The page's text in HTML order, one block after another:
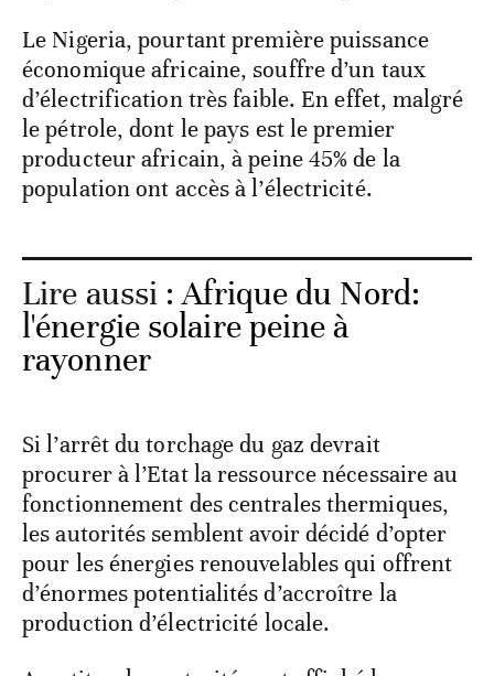
Le Nigeria, pourtant première puissance
économique africaine, souffre d’un taux
d’électrification très faible. En effet, malgré
le pétrole, dont le pays est le premier
producteur africain, à peine 45% de la
population ont accès à l’électricité.
Lire aussi :Afrique du Nord:
l'énergie solaire peine à
rayonner
Si l’arrêt du torchage du gaz devrait
procurer à l’Etat la ressource nécessaire au
fonctionnement des centrales thermiques,
les autorités semblent avoir décidé d’opter
pour les énergies renouvelables qui offrent
d’énormes potentialités d’accroître la
production d’électricité locale.